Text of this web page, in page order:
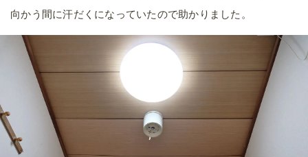
向かう間に汗だくになっていたので助かりました。